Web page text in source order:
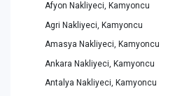
Afyon Nakliyeci, Kamyoncu
Agri Nakliyeci, Kamyoncu
Amasya Nakliyeci, Kamyoncu
Ankara Nakliyeci, Kamyoncu
Antalya Nakliyeci, Kamyoncu